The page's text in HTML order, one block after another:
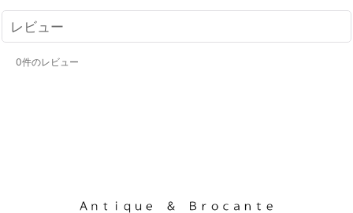
レビュー
0件のレビュー